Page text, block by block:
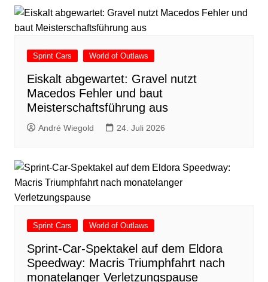
Sprint Cars World of Outlaws
Eiskalt abgewartet: Gravel nutzt
Macedos Fehler und baut
Meisterschaftsführung aus
André Wiegold 24. Juli 2026
Sprint Cars World of Outlaws
Sprint-Car-Spektakel auf dem Eldora
Speedway: Macris Triumphfahrt nach
monatelanger Verletzungspause